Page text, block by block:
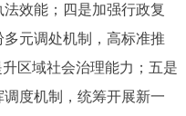
效能；四是加强行政复
元调处机制，高标准推
区域社会治理能力；五是
度机制，统筹开展新一